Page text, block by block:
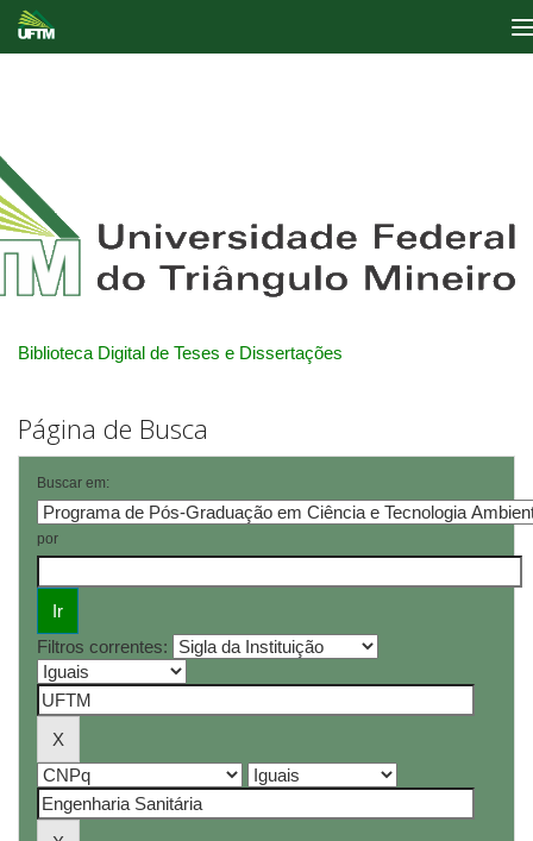
Biblioteca Digital de Teses e Dissertações
Página de Busca
Buscar em:
por
Filtros correntes: